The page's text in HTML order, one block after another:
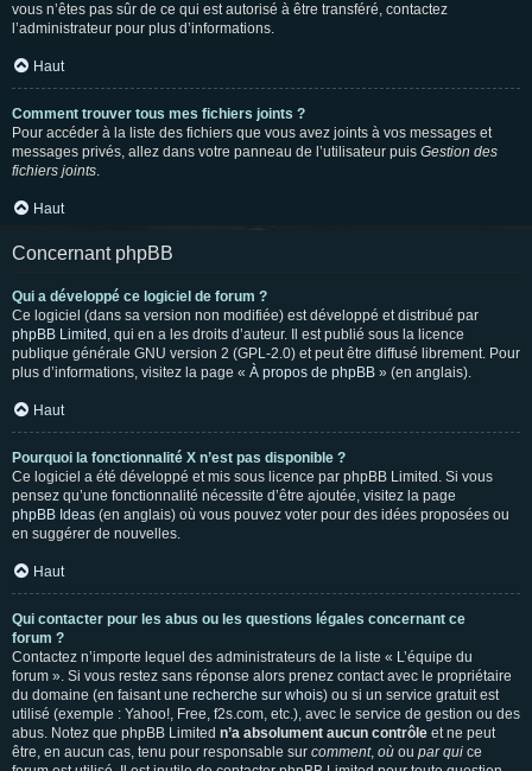
vous n’êtes pas sûr de ce qui est autorisé à être transféré, contactez
l’administrateur pour plus d’informations.
Haut
Comment trouver tous mes fichiers joints ?
Pour accéder à la liste des fichiers que vous avez joints à vos messages et
messages privés, allez dans votre panneau de l’utilisateur puis Gestion des
fichiers joints.
Haut
Concernant phpBB
Qui a développé ce logiciel de forum ?
Ce logiciel (dans sa version non modifiée) est développé et distribué par
phpBB Limited , qui en a les droits d’auteur. Il est publié sous la licence
publique générale GNU version 2 (GPL-2.0) et peut être diffusé librement. Pour
plus d’informations, visitez la page « À propos de phpBB » (en anglais).
Haut
Pourquoi la fonctionnalité X n’est pas disponible ?
Ce logiciel a été développé et mis sous licence par phpBB Limited. Si vous
pensez qu’une fonctionnalité nécessite d’être ajoutée, visitez la page
phpBB Ideas (en anglais) où vous pouvez voter pour des idées proposées ou
en suggérer de nouvelles.
Haut
Qui contacter pour les abus ou les questions légales concernant ce
forum ?
Contactez n’importe lequel des administrateurs de la liste « L’équipe du
forum ». Si vous restez sans réponse alors prenez contact avec le propriétaire
du domaine (en faisant une recherche sur whois) ou si un service gratuit est
utilisé (exemple : Yahoo!, Free, f2s.com, etc.), avec le service de gestion ou des
abus. Notez que phpBB Limited n’a absolument aucun contrôle et ne peut
être, en aucun cas, tenu pour responsable sur comment, où ou par qui ce